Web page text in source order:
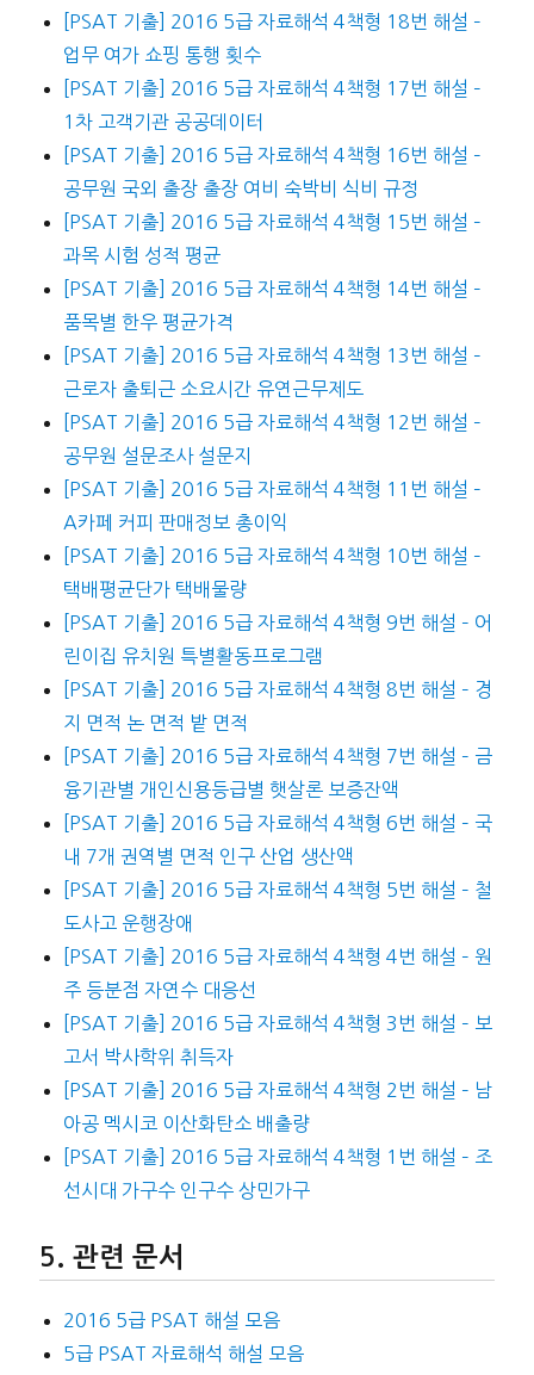
[PSAT 기출] 2016 5급 자료해석 4책형 18번 해설 –
업무 여가 쇼핑 통행 횟수
[PSAT 기출] 2016 5급 자료해석 4책형 17번 해설 –
1차 고객기관 공공데이터
[PSAT 기출] 2016 5급 자료해석 4책형 16번 해설 –
공무원 국외 출장 출장 여비 숙박비 식비 규정
[PSAT 기출] 2016 5급 자료해석 4책형 15번 해설 –
과목 시험 성적 평균
[PSAT 기출] 2016 5급 자료해석 4책형 14번 해설 –
품목별 한우 평균가격
[PSAT 기출] 2016 5급 자료해석 4책형 13번 해설 –
근로자 출퇴근 소요시간 유연근무제도
[PSAT 기출] 2016 5급 자료해석 4책형 12번 해설 –
공무원 설문조사 설문지
[PSAT 기출] 2016 5급 자료해석 4책형 11번 해설 –
A카페 커피 판매정보 총이익
[PSAT 기출] 2016 5급 자료해석 4책형 10번 해설 –
택배평균단가 택배물량
[PSAT 기출] 2016 5급 자료해석 4책형 9번 해설 – 어
린이집 유치원 특별활동프로그램
[PSAT 기출] 2016 5급 자료해석 4책형 8번 해설 – 경
지 면적 논 면적 밭 면적
[PSAT 기출] 2016 5급 자료해석 4책형 7번 해설 – 금
융기관별 개인신용등급별 햇살론 보증잔액
[PSAT 기출] 2016 5급 자료해석 4책형 6번 해설 – 국
내 7개 권역별 면적 인구 산업 생산액
[PSAT 기출] 2016 5급 자료해석 4책형 5번 해설 – 철
도사고 운행장애
[PSAT 기출] 2016 5급 자료해석 4책형 4번 해설 – 원
주 등분점 자연수 대응선
[PSAT 기출] 2016 5급 자료해석 4책형 3번 해설 – 보
고서 박사학위 취득자
[PSAT 기출] 2016 5급 자료해석 4책형 2번 해설 – 남
아공 멕시코 이산화탄소 배출량
[PSAT 기출] 2016 5급 자료해석 4책형 1번 해설 – 조
선시대 가구수 인구수 상민가구
관련 문서
2016 5급 PSAT 해설 모음
5급 PSAT 자료해석 해설 모음